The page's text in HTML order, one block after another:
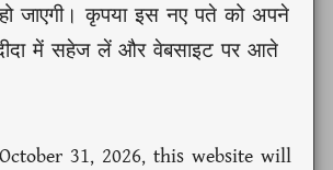
(83 KB)View
हो जाएगी। कृपया इस नए पते को अपने
में सहेज लें और वेबसाइट पर आते
31, 2026, this website will